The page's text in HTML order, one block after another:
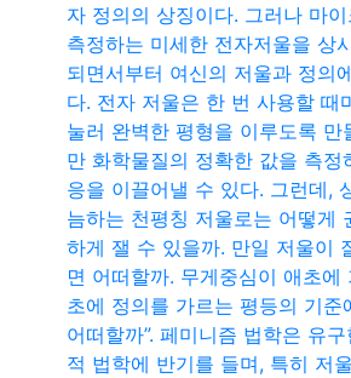
자 정의의 상징이다. 그러나 마
측정하는 미세한 전자저울을 상
되면서부터 여신의 저울과 정의
다. 전자 저울은 한 번 사용할 때
눌러 완벽한 평형을 이루도록 만
만 화학물질의 정확한 값을 측정
응을 이끌어낼 수 있다. 그런데,
늠하는 천평칭 저울로는 어떻게
하게 잴 수 있을까. 만일 저울이
면 어떠할까. 무게중심이 애초에
초에 정의를 가르는 평등의 기준
어떠할까”. 페미니즘 법학은 유
적 법학에 반기를 들며, 특히 저